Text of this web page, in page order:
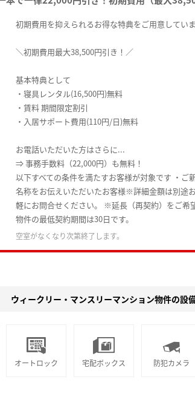
初期費用を抑えられるお得な特典をご用意してい
＼初期費用最大38,500円引き！／
基本特典として
・寝具レンタル(16,500円)無料
・賃料 期間限定割引
・入居サポート費用(110円/日)無料
お電話いただいた方はさらに...
⇒ 事務手数料（22,000円）も無料！
以下すべての条件を満たすお客様が対象です ・ご
名称をお伝えいただいたお客様※詳細金額は別途
軽にお問合せください。 ※延長（再契約）をご
物件の最低契約期間は30日です。
空室がなくなり次第終了します。
ウィークリー・マンスリーマンション物件の設
オートロック 宅配ボックス 防犯カメラ